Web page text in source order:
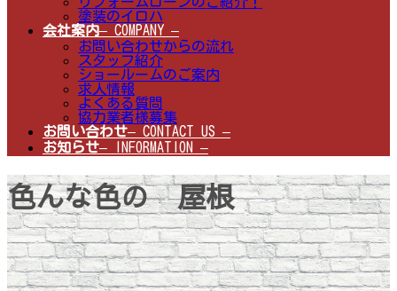
塗装のイロハ
会社案内– COMPANY –
お問い合わせからの流れ
スタッフ紹介
ショールームのご案内
求人情報
よくある質問
協力業者様募集
お問い合わせ– CONTACT US –
お知らせ– INFORMATION –
色んな色の 屋根